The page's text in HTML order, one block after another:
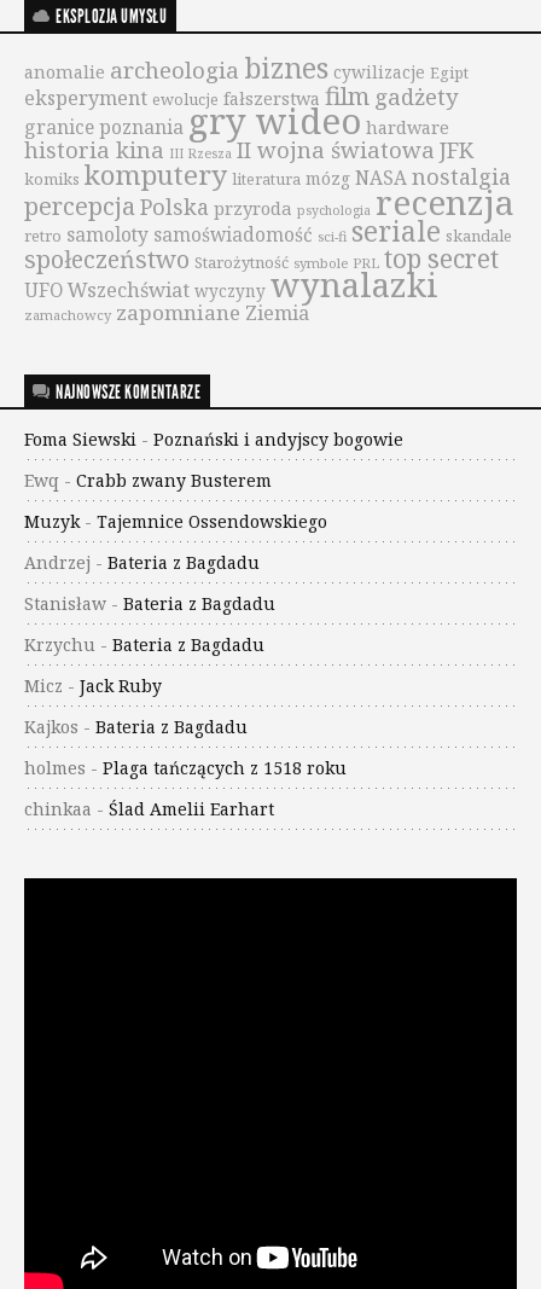
EKSPLOZJA UMYSŁU
anomalie archeologia biznes cywilizacje Egipt
eksperyment ewolucje fałszerstwa film gadżety
granice poznania gry wideo hardware
historia kina III Rzesza II wojna światowa JFK
komiks komputery literatura mózg NASAnostalgia
percepcjaPolska przyroda psychologia recenzja
retro samoloty samoświadomość sci-fi seriale skandale
społeczeństwo Starożytność symbole PRL top secret
UFOWszechświat wyczyny wynalazki
zamachowcy zapomniane Ziemia
NAJNOWSZE KOMENTARZE
Foma Siewski - Poznański i andyjscy bogowie
Ewq - Crabb zwany Busterem
Muzyk- Tajemnice Ossendowskiego
Andrzej - Bateria z Bagdadu
Stanisław - Bateria z Bagdadu
Krzychu - Bateria z Bagdadu
Micz - Jack Ruby
Kajkos - Bateria z Bagdadu
holmes - Plaga tańczących z 1518 roku
chinkaa - Ślad Amelii Earhart